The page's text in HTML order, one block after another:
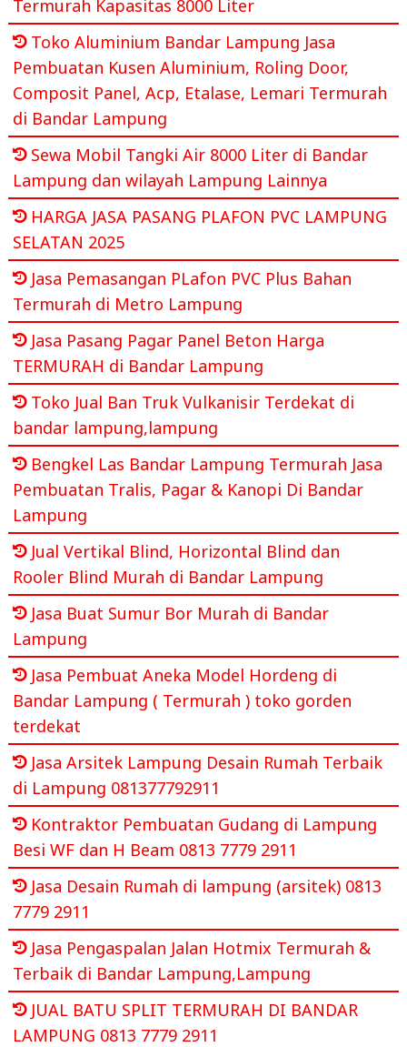
Termurah Kapasitas 8000 Liter
Toko Aluminium Bandar Lampung Jasa
Pembuatan Kusen Aluminium, Roling Door,
Composit Panel, Acp, Etalase, Lemari Termurah
di Bandar Lampung
Sewa Mobil Tangki Air 8000 Liter di Bandar
Lampung dan wilayah Lampung Lainnya
HARGA JASA PASANG PLAFON PVC LAMPUNG
SELATAN 2025
Jasa Pemasangan PLafon PVC Plus Bahan
Termurah di Metro Lampung
Jasa Pasang Pagar Panel Beton Harga
TERMURAH di Bandar Lampung
Toko Jual Ban Truk Vulkanisir Terdekat di
bandar lampung,lampung
Bengkel Las Bandar Lampung Termurah Jasa
Pembuatan Tralis, Pagar & Kanopi Di Bandar
Lampung
Jual Vertikal Blind, Horizontal Blind dan
Rooler Blind Murah di Bandar Lampung
Jasa Buat Sumur Bor Murah di Bandar
Lampung
Jasa Pembuat Aneka Model Hordeng di
Bandar Lampung ( Termurah ) toko gorden
terdekat
Jasa Arsitek Lampung Desain Rumah Terbaik
di Lampung 081377792911
Kontraktor Pembuatan Gudang di Lampung
Besi WF dan H Beam 0813 7779 2911
Jasa Desain Rumah di lampung (arsitek) 0813
7779 2911
Jasa Pengaspalan Jalan Hotmix Termurah &
Terbaik di Bandar Lampung,Lampung
JUAL BATU SPLIT TERMURAH DI BANDAR
LAMPUNG 0813 7779 2911